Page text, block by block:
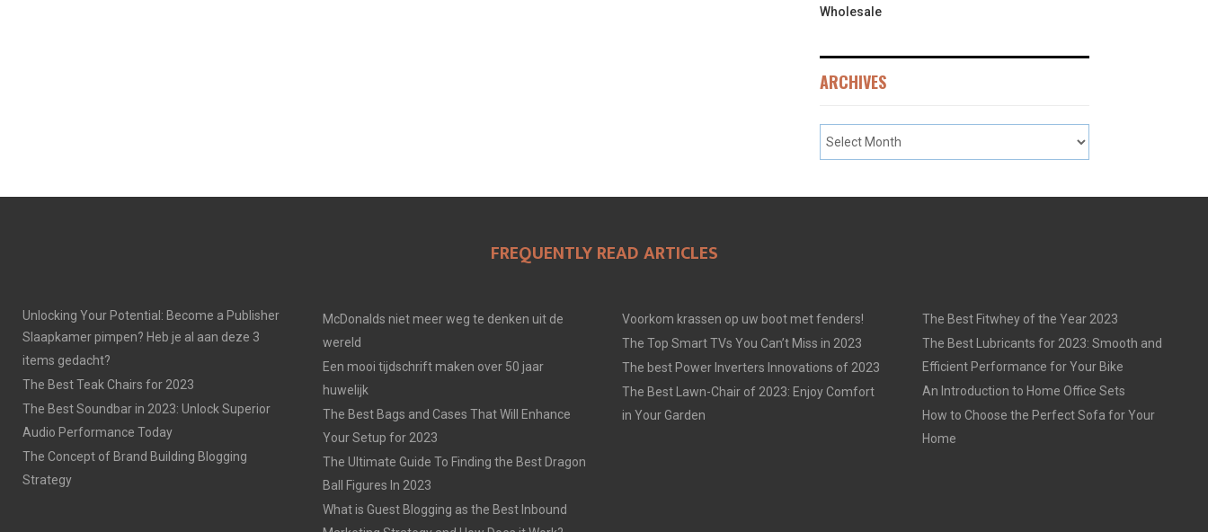
Wholesale
ARCHIVES
FREQUENTLY READ ARTICLES
Unlocking Your Potential: Become a Publisher
Slaapkamer pimpen? Heb je al aan deze 3
items gedacht?
The Best Teak Chairs for 2023
The Best Soundbar in 2023: Unlock Superior
Audio Performance Today
The Concept of Brand Building Blogging
Strategy
McDonalds niet meer weg te denken uit de
wereld
Een mooi tijdschrift maken over 50 jaar
huwelijk
The Best Bags and Cases That Will Enhance
Your Setup for 2023
The Ultimate Guide To Finding the Best Dragon
Ball Figures In 2023
What is Guest Blogging as the Best Inbound
Voorkom krassen op uw boot met fenders!
The Top Smart TVs You Can’t Miss in 2023
The best Power Inverters Innovations of 2023
The Best Lawn-Chair of 2023: Enjoy Comfort
in Your Garden
The Best Fitwhey of the Year 2023
The Best Lubricants for 2023: Smooth and
Efficient Performance for Your Bike
An Introduction to Home Office Sets
How to Choose the Perfect Sofa for Your
Home